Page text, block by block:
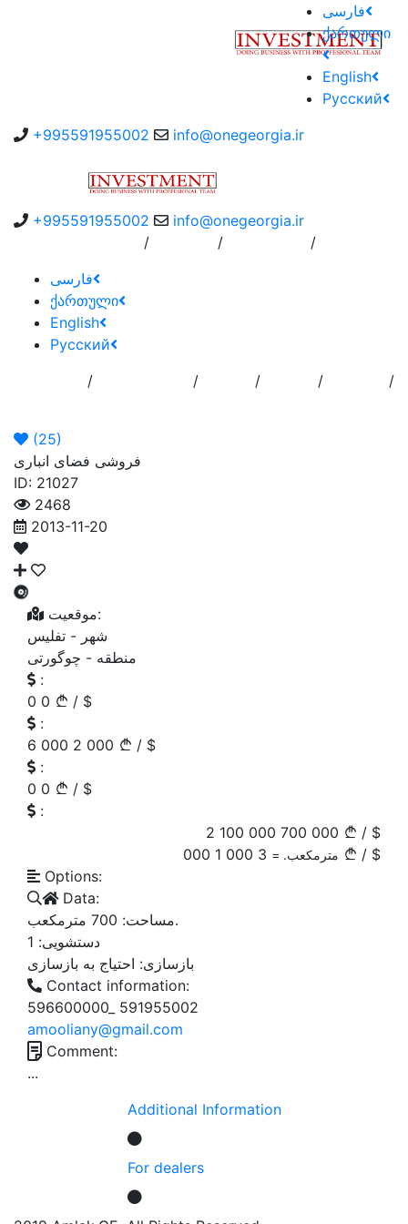
فارسی
ქართული
English
Русский
+995591955002
info@onegeorgia.ir
+995591955002
info@onegeorgia.ir
/ /
/
فارسی
ქართული
English
Русский
/ / / / /
(25)
فروشی فضای انباری
ID: 21027
2468
2013-11-20
موقعیت:
شهر - تفلیس
منطقه - چوگورتی
:
0 0 / $
:
6 000 2 000 / $
:
0 0 / $
:
2 100 000 700 000 / $
مترمکعب. = 3 000
1 000 / $
Options:
Data:
مساحت: 700
مترمکعب.
دستشویی: 1
بازسازی: احتیاج به بازسازی
Contact information:
596600000_ 591955002
amooliany@gmail.com
Comment:
...
Additional Information
For dealers